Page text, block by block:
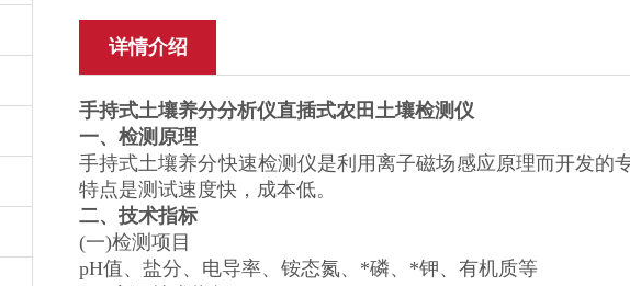
详情介绍
手持式土壤养分分析仪直插式农田土壤检测仪
一、检测原理
手持式土壤养分快速检测仪是利用离子磁场感应原理而开发的
特点是测试速度快，成本低。
二、技术指标
(一)检测项目
pH值、盐分、电导率、铵态氮、*磷、*钾、有机质等